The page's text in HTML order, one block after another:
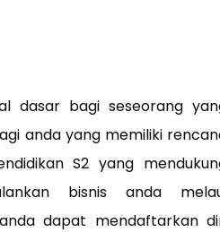
dasar bagi seseorang
anda yang memiliki
S2 yang
bisnis anda
dapat mendaftarkan